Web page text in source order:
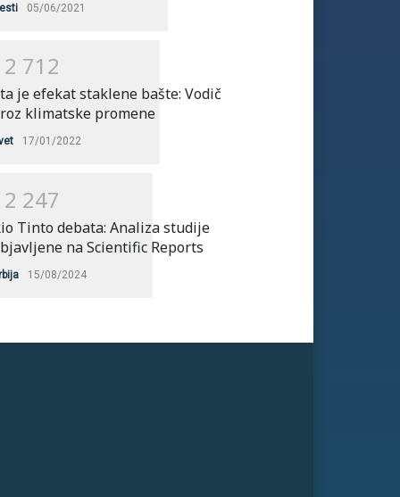
05/06/2021
2 71 2
je efekat staklene bašte: Vodič
klimatske promene
17/01/2022
2 247
Tinto debata: Analiza studije
na Scientific Reports
15/08/2024